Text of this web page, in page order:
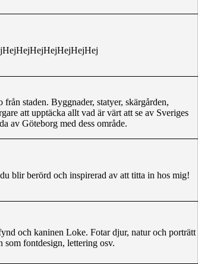
staden. Byggnader, statyer, skärgården,
att upptäcka allt vad är värt att se av Sveriges
av Göteborg med dess område.
blir berörd och inspirerad av att titta in hos mig!
och kaninen Loke. Fotar djur, natur och porträtt
som fontdesign, lettering osv.